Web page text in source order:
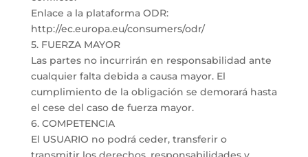
Enlace a la plataforma ODR:
http://ec.europa.eu/consumers/odr/
5. FUERZA MAYOR
Las partes no incurrirán en responsabilidad ante
cualquier falta debida a causa mayor. El
cumplimiento de la obligación se demorará hasta
el cese del caso de fuerza mayor.
6. COMPETENCIA
El USUARIO no podrá ceder, transferir o